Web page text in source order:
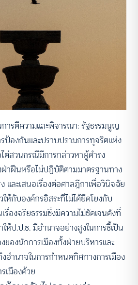
การตีความและพิจารณา: รัฐธรรมนูญ
ป้องกันและปราบปรามการทุจริตแห่ง
ต่สวนกรณีมีการกล่าวหาผู้ดำรง
ฝ่าฝืนหรือไม่ปฏิบัติตามมาตรฐานทาง
และเสนอเรื่องต่อศาลฎีกาเพื่อวินิจฉัย
ห้กับองค์กรอิสระที่ไม่ได้ยึดโยงกับ
รื่องจริยธรรมซึ่งมีความไม่ชัดเจนดังที่
ห้ป.ป.ช. มีอำนาจอย่างสูงในการชี้เป็น
ของนักการเมืองทั้งฝ่ายบริหารและ
ำนาจในการกำหนดทิศทางการเมือง
เมืองด้วย